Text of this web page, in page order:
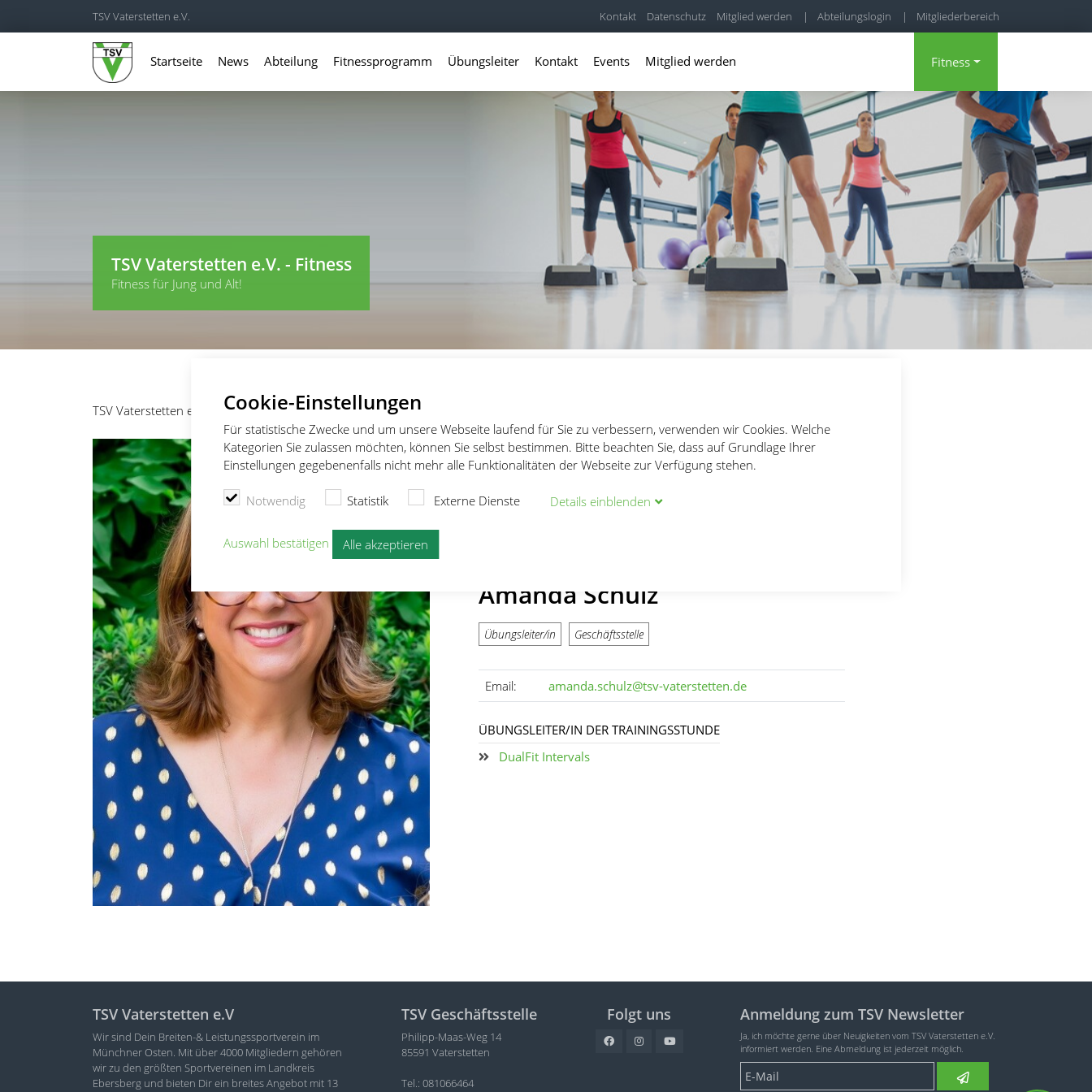
Cookie-Einstellungen
Für statistische Zwecke und um unsere Webseite laufend für Sie zu verbessern, verwenden wir Cookies. Welche
Kategorien Sie zulassen möchten, können Sie selbst bestimmen. Bitte beachten Sie, dass auf Grundlage Ihrer
Einstellungen gegebenenfalls nicht mehr alle Funktionalitäten der Webseite zur Verfügung stehen.
Notwendig Statistik Externe Dienste Details einblenden
Auswahl bestätigen Alle akzeptieren
TSV Vaterstetten e.V. Kontakt Datenschutz Mitglied werden | Abteilungslogin | Mitgliederbereich
Startseite News Abteilung Fitnessprogramm Übungsleiter Kontakt Events Mitglied werden Fitness
TSV Vaterstetten e.V. - Fitness
Fitness für Jung und Alt!
TSV Vaterstetten e.V. Fitness Abteilung Amanda Schulz
Amanda Schulz
Übungsleiter/in Geschäftsstelle
Email: amanda.schulz@tsv-vaterstetten.de
ÜBUNGSLEITER/IN DER TRAININGSSTUNDE
DualFit Intervals
TSV Vaterstetten e.V
Wir sind Dein Breiten-& Leistungssportverein im
Münchner Osten. Mit über 4000 Mitgliedern gehören
wir zu den größten Sportvereinen im Landkreis
Ebersberg und bieten Dir ein breites Angebot mit 13
TSV Geschäftsstelle
Philipp-Maas-Weg 14
85591 Vaterstetten
Tel.: 081066464
Folgt uns Anmeldung zum TSV Newsletter
Ja, ich möchte gerne über Neuigkeiten vom TSV Vaterstetten e.V.
informiert werden. Eine Abmeldung ist jederzeit möglich.